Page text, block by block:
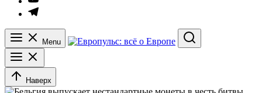
меню
Элемент
Menu
Search
Наверх